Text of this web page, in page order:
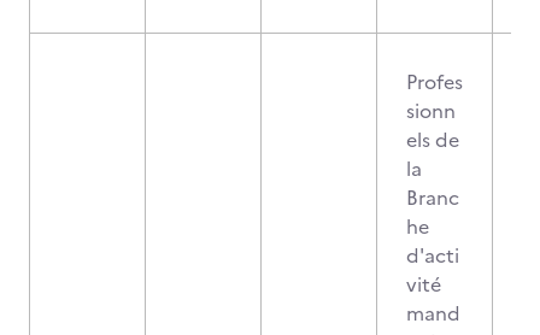
Profes
sionn
els de
la
Branc
he
d'acti
vité
mand